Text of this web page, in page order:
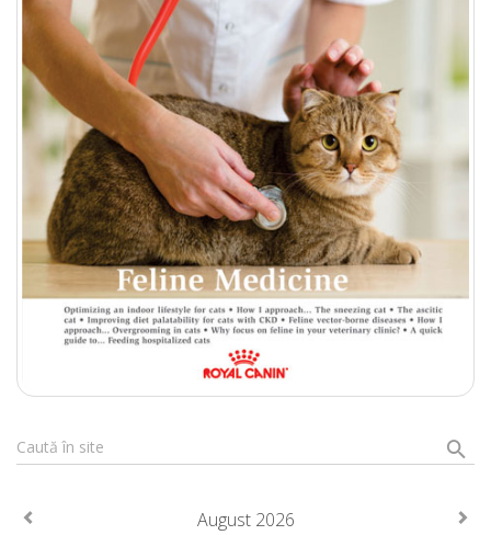
Caută în site
August 2026